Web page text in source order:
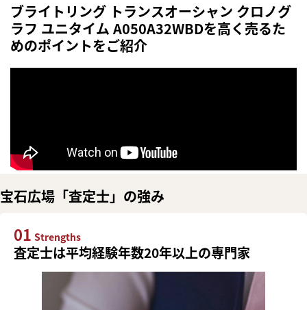
ブライトリング トランスオーシャン クロノグ
ラフ ユニタイム A050A32WBDを高く売るた
めのポイントをご紹介
宝石広場「査定士」の強み
01 Strengths
査定士は平均経験年数20年以上の専門家